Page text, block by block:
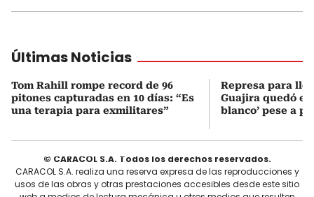
Últimas Noticias
Tom Rahill rompe record de 96
pitones capturadas en 10 días: “Es
una terapia para exmilitares”
Represa para
Guajira quedó en
blanco’ pese a
© CARACOL S.A. Todos los derechos reservados.
CARACOL S.A. realiza una reserva expresa de las reproducciones y
usos de las obras y otras prestaciones accesibles desde este sitio